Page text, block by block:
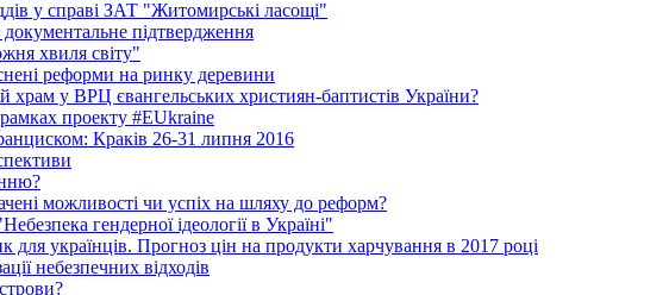
у справі ЗАТ "Житомирські ласощі"
документальне підтвердження
хвиля світу"
реформи на ринку деревини
храм у ВРЦ євангельських християн-баптистів України?
проекту #EUkraine
Краків 26-31 липня 2016
можливості чи успіх на шляху до реформ?
гендерної ідеології в Україні"
українців. Прогноз цін на продукти харчування в 2017 році
небезпечних відходів